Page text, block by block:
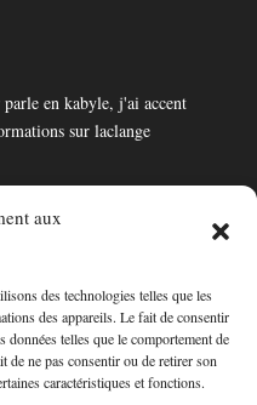
aux
des technologies telles que les
des appareils. Le fait de consentir
données telles que le comportement de
ne pas consentir ou de retirer son
caractéristiques et fonctions.
en kabyle, j'ai accent
sur laclange
en kabyle, j'ai accent
sur laclange